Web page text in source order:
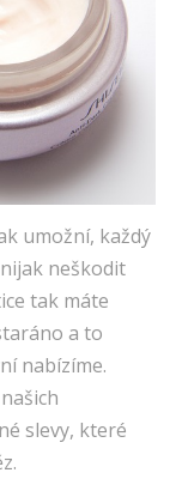
umožní, každý
neškodit
tak máte
a to
nabízíme.
slevy, které